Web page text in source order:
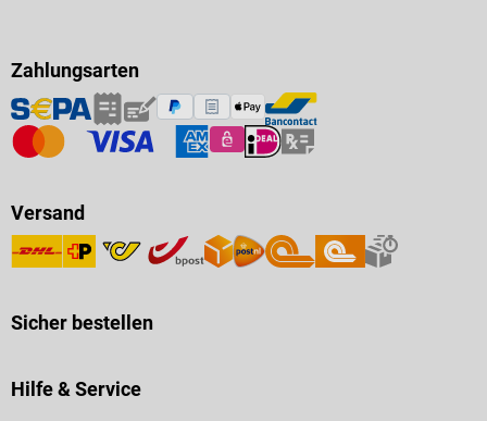
Zahlungsarten
Versand
Sicher bestellen
Hilfe & Service